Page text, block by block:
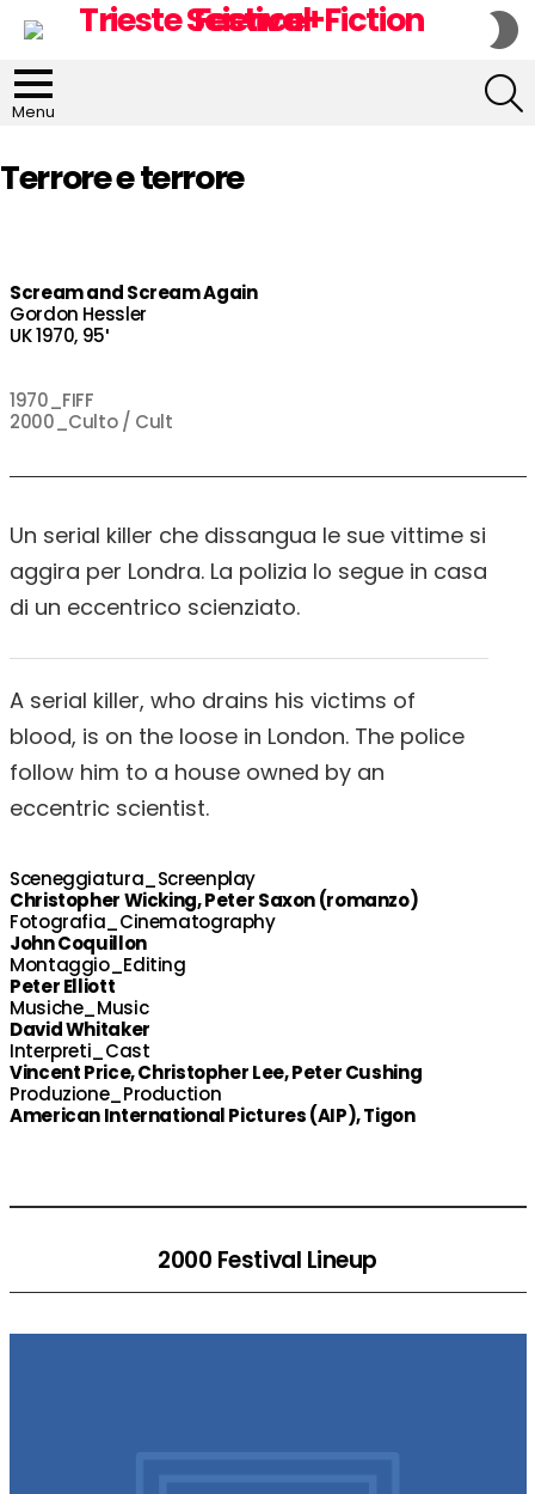
Menu
Terrore e terrore
Scream and Scream Again
Gordon Hessler
UK 1970, 95′
1970_FIFF
2000_Culto / Cult
Un serial killer che dissangua le sue vittime si
aggira per Londra. La polizia lo segue in casa
di un eccentrico scienziato.
A serial killer, who drains his victims of
blood, is on the loose in London. The police
follow him to a house owned by an
eccentric scientist.
Sceneggiatura_Screenplay
Christopher Wicking, Peter Saxon (romanzo)
Fotografia_Cinematography
John Coquillon
Montaggio_Editing
Peter Elliott
Musiche_Music
David Whitaker
Interpreti_Cast
Vincent Price, Christopher Lee, Peter Cushing
Produzione_Production
American International Pictures (AIP), Tigon
2000 Festival Lineup